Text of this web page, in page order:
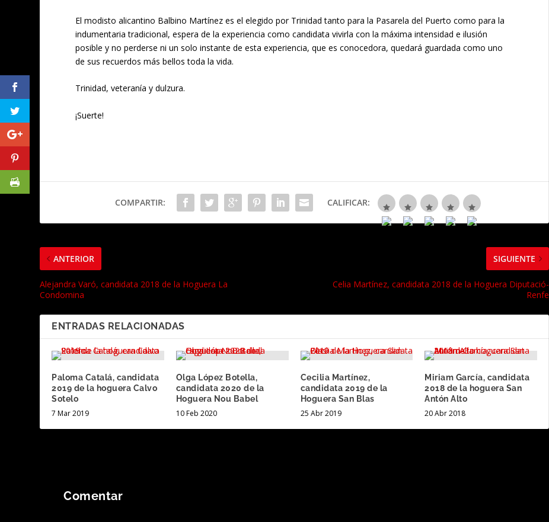
El modisto alicantino Balbino Martínez es el elegido por Trinidad tanto para la Pasarela del Puerto como para la
indumentaria tradicional, espera de la experiencia como candidata vivirla con la máxima intensidad e ilusión
posible y no perderse ni un solo instante de esta experiencia, que es conocedora, quedará guardada como uno
de sus recuerdos más bellos toda la vida.
Trinidad, veteranía y dulzura.
¡Suerte!
COMPARTIR: CALIFICAR:
ANTERIOR
Alejandra Varó, candidata 2018 de la Hoguera La
Condomina
SIGUIENTE
Celia Martínez, candidata 2018 de la Hoguera Diputació-
Renfe
ENTRADAS RELACIONADAS
Paloma Catalá, candidata
2019 de la hoguera Calvo
Sotelo
7 Mar 2019
Olga López Botella,
candidata 2020 de la
Hoguera Nou Babel
10 Feb 2020
Cecilia Martínez,
candidata 2019 de la
Hoguera San Blas
25 Abr 2019
Miriam García, candidata
2018 de la hoguera San
Antón Alto
20 Abr 2018
Comentar